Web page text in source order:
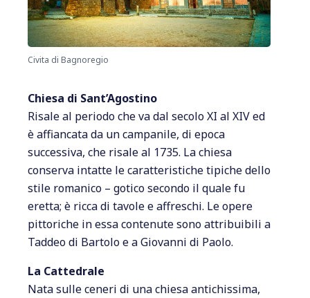
Civita di Bagnoregio
Chiesa di Sant’Agostino
Risale al periodo che va dal secolo XI al XIV ed
è affiancata da un campanile, di epoca
successiva, che risale al 1735. La chiesa
conserva intatte le caratteristiche tipiche dello
stile romanico – gotico secondo il quale fu
eretta; è ricca di tavole e affreschi. Le opere
pittoriche in essa contenute sono attribuibili a
Taddeo di Bartolo e a Giovanni di Paolo.
La Cattedrale
Nata sulle ceneri di una chiesa antichissima,